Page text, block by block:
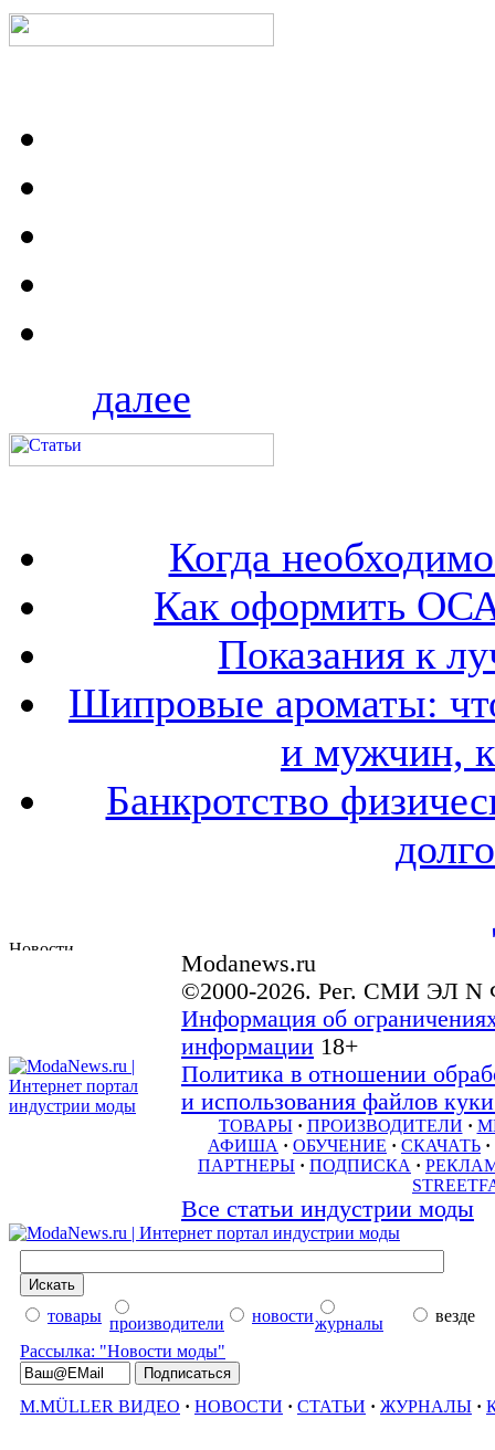
далее
Когда
Как оформить
Показания к
Шипровые ароматы:
и мужчин,
Банкротство
Modanews.ru
©2000-2026. Рег. СМИ ЭЛ N
Информация об
информации 18+
Политика в отношении
и использования файлов
ТОВАРЫ · ПРОИЗВОДИТЕЛИ ·
АФИША · ОБУЧЕНИЕ · СКАЧАТЬ ·
ПАРТНЕРЫ · ПОДПИСКА ·
Все статьи индустрии моды
товары производители новостижурналы
везде
Рассылка: "Новости моды"
M.MÜLLER ВИДЕО · НОВОСТИ · СТАТЬИ · ЖУРНАЛЫ ·